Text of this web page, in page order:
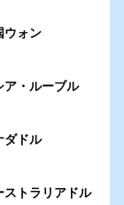
ォン
・ルーブル
ドル
トラリアドル